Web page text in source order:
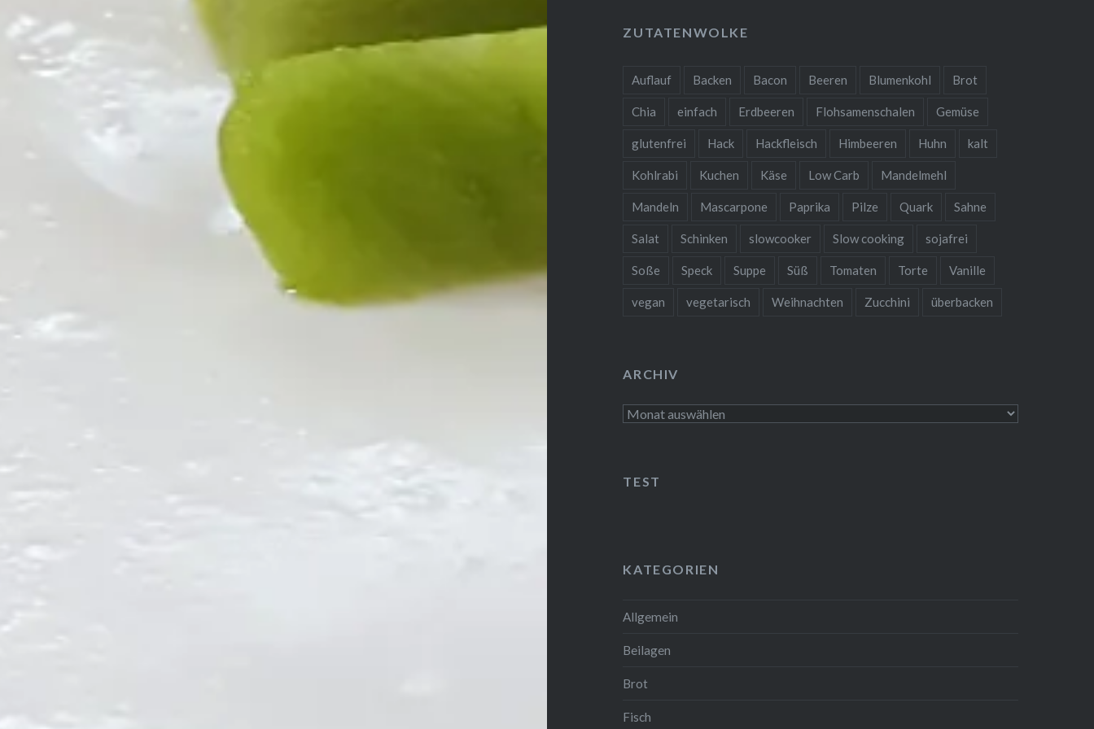
ZUTATENWOLKE
Auflauf Backen Bacon Beeren Blumenkohl Brot
Chia einfach Erdbeeren Flohsamenschalen Gemüse
glutenfrei Hack Hackfleisch Himbeeren Huhn kalt
Kohlrabi Kuchen Käse Low Carb Mandelmehl
Mandeln Mascarpone Paprika Pilze Quark Sahne
Salat Schinken slowcooker Slow cooking sojafrei
Soße Speck Suppe Süß Tomaten Torte Vanille
vegan vegetarisch Weihnachten Zucchini überbacken
ARCHIV
Archiv
TEST
KATEGORIEN
Allgemein
Beilagen
Brot
Fisch